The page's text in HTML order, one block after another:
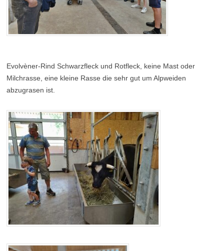
Evolvèner-Rind Schwarzfleck und Rotfleck, keine Mast oder
Milchrasse, eine kleine Rasse die sehr gut um Alpweiden
abzugrasen ist.